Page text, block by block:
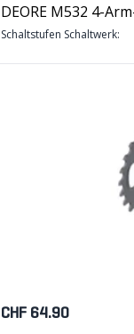
DEORE M532 4-
Schaltstufen Schaltwerk:
CHF 64.90